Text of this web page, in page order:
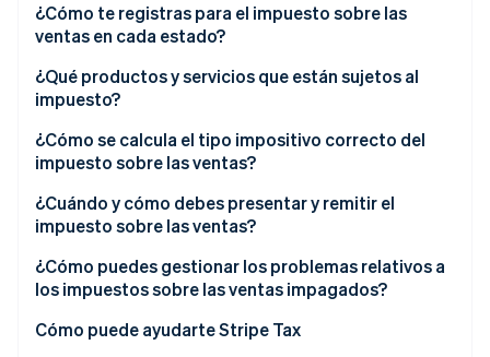
Nexo físico
¿Cómo te registras para el impuesto sobre las
ventas en cada estado?
¿Qué productos y servicios que están sujetos al
impuesto?
¿Cómo se calcula el tipo impositivo correcto del
impuesto sobre las ventas?
¿Cuándo y cómo debes presentar y remitir el
impuesto sobre las ventas?
¿Cómo puedes gestionar los problemas relativos a
los impuestos sobre las ventas impagados?
1. Cuantifica la exposición
Cómo puede ayudarte Stripe Tax